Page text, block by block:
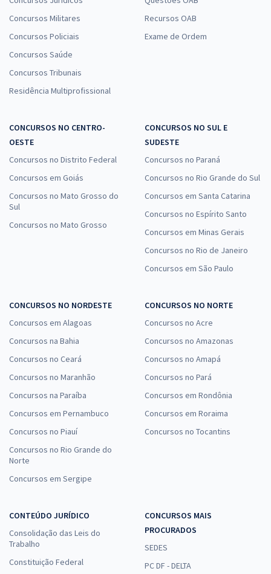
Concursos Militares
Concursos Policiais
Concursos Saúde
Concursos Tribunais
Residência Multiprofissional
Recursos OAB
Exame de Ordem
CONCURSOS NO CENTRO-
OESTE
Concursos no Distrito Federal
Concursos em Goiás
Concursos no Mato Grosso do
Sul
Concursos no Mato Grosso
CONCURSOS NO SUL E
SUDESTE
Concursos no Paraná
Concursos no Rio Grande do Sul
Concursos em Santa Catarina
Concursos no Espírito Santo
Concursos em Minas Gerais
Concursos no Rio de Janeiro
Concursos em São Paulo
CONCURSOS NO NORDESTE
Concursos em Alagoas
Concursos na Bahia
Concursos no Ceará
Concursos no Maranhão
Concursos na Paraíba
Concursos em Pernambuco
Concursos no Piauí
Concursos no Rio Grande do
Norte
Concursos em Sergipe
CONCURSOS NO NORTE
Concursos no Acre
Concursos no Amazonas
Concursos no Amapá
Concursos no Pará
Concursos em Rondônia
Concursos em Roraima
Concursos no Tocantins
CONTEÚDO JURÍDICO
Consolidação das Leis do
Trabalho
Constituição Federal
CONCURSOS MAIS
PROCURADOS
SEDES
PC DF - DELTA